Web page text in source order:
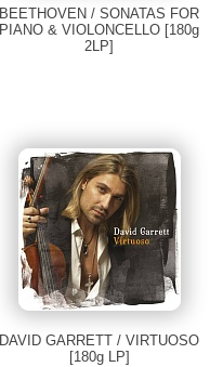
BEETHOVEN / SONATAS FOR
PIANO & VIOLONCELLO [180g
2LP]
DAVID GARRETT / VIRTUOSO
[180g LP]